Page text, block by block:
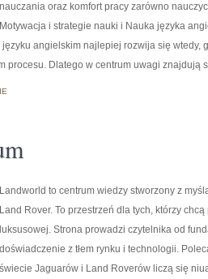
nauczania oraz komfort pracy zarówno
Motywacja i strategie nauki i Nauka języka
angielskim najlepiej rozwija się wtedy,
procesu. Dlatego w centrum uwagi znajdują
Landworld to centrum wiedzy stworzony z
Land Rover. To przestrzeń dla tych, którzy
luksusowej. Strona prowadzi czytelnika od
doświadczenie z tłem rynku i technologii.
świecie Jaguarów i Land Roverów liczą się